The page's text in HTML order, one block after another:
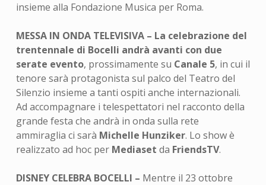
insieme alla Fondazione Musica per Roma.
MESSA IN ONDA TELEVISIVA – La celebrazione del
trentennale di Bocelli andrà avanti con due
serate evento, prossimamente su Canale 5, in cui il
tenore sarà protagonista sul palco del Teatro del
Silenzio insieme a tanti ospiti anche internazionali.
Ad accompagnare i telespettatori nel racconto della
grande festa che andrà in onda sulla rete
ammiraglia ci sarà Michelle Hunziker. Lo show è
realizzato ad hoc per Mediaset da FriendsTV.
DISNEY CELEBRA BOCELLI – Mentre il 23 ottobre